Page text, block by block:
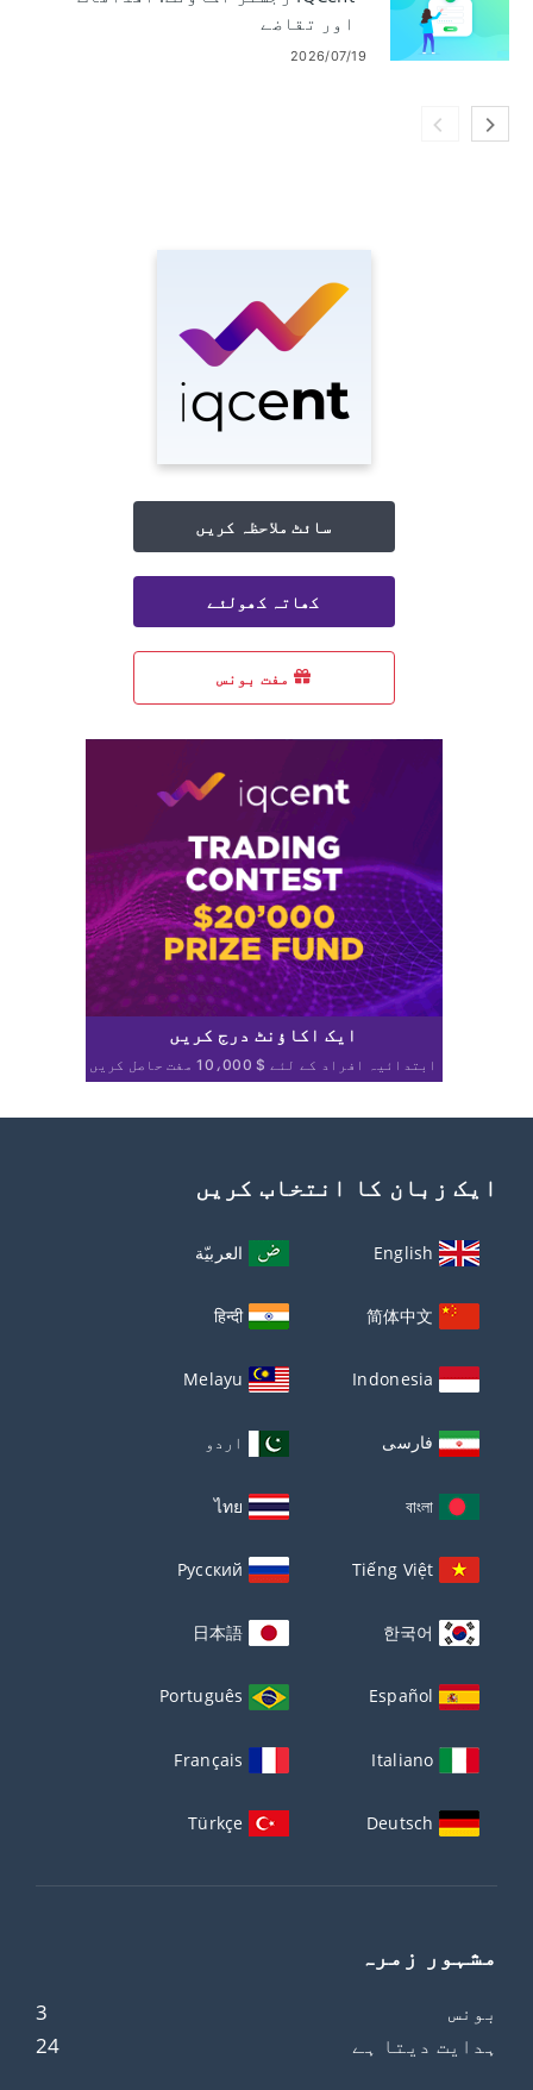
اور تقاضے
2026/07/19
سائٹ ملاحظہ کریں
کھاتہ کھولئے
مفت بونس
ایک اکاؤنٹ درج کریں
ابتدائیہ افراد کے لئے $ 10،000 مفت حاصل کریں
ایک زبان کا انتخاب کریں
English العربيّة
简体中文
हिन्दी
Indonesia
Melayu
فارسی اردو
বাংলা
ไทย
Tiếng Việt
Русский
한국어
日本語
Español
Português
Italiano
Français
Deutsch
Türkçe
مشہور زمرہ
3
بونس
24
ہدایت دیتا ہے